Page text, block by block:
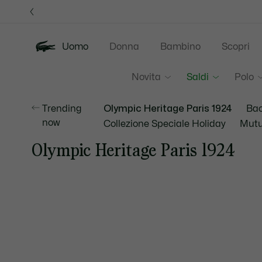
Uomo
Novita Saldi Polo
Donna Bambino Scopri
Trending
now
Olympic Heritage Paris 1924
Collezione Speciale Holiday
Olympic Heritage Paris 1924